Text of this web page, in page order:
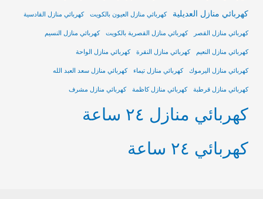
كهربائي منازل العديلية كهربائي منازل العيون بالكويت كهربائي منازل القادسية
كهربائي منازل القصر كهربائي منازل القصرية بالكويت كهربائي منازل النسيم
كهربائي منازل النعيم كهربائي منازل النقرة كهربائي منازل الواحة
كهربائي منازل اليرموك كهربائي منازل تيماء كهربائي منازل سعد العبد الله
كهربائي منازل قرطبة كهربائي منازل كاظمة كهربائي منازل مشرف
كهربائي منازل ٢٤ ساعة
كهربائي ٢٤ ساعة